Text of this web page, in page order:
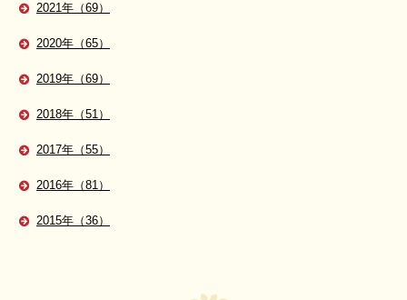
2021年（69）
2020年（65）
2019年（69）
2018年（51）
2017年（55）
2016年（81）
2015年（36）